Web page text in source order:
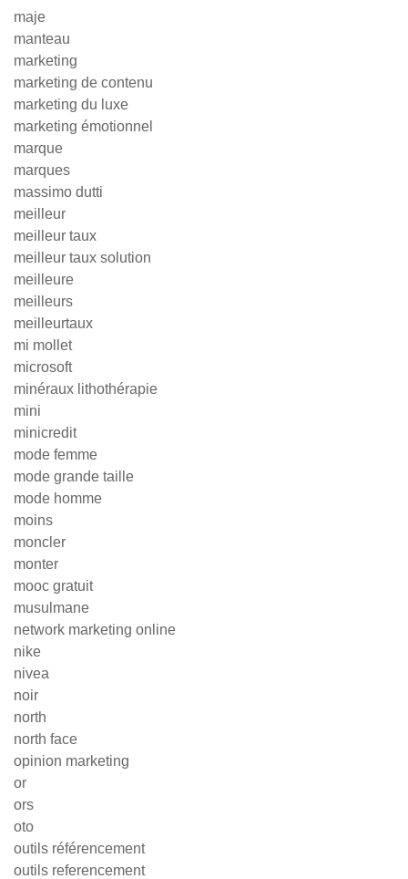
maje
manteau
marketing
marketing de contenu
marketing du luxe
marketing émotionnel
marque
marques
massimo dutti
meilleur
meilleur taux
meilleur taux solution
meilleure
meilleurs
meilleurtaux
mi mollet
microsoft
minéraux lithothérapie
mini
minicredit
mode femme
mode grande taille
mode homme
moins
moncler
monter
mooc gratuit
musulmane
network marketing online
nike
nivea
noir
north
north face
opinion marketing
or
ors
oto
outils référencement
outils referencement